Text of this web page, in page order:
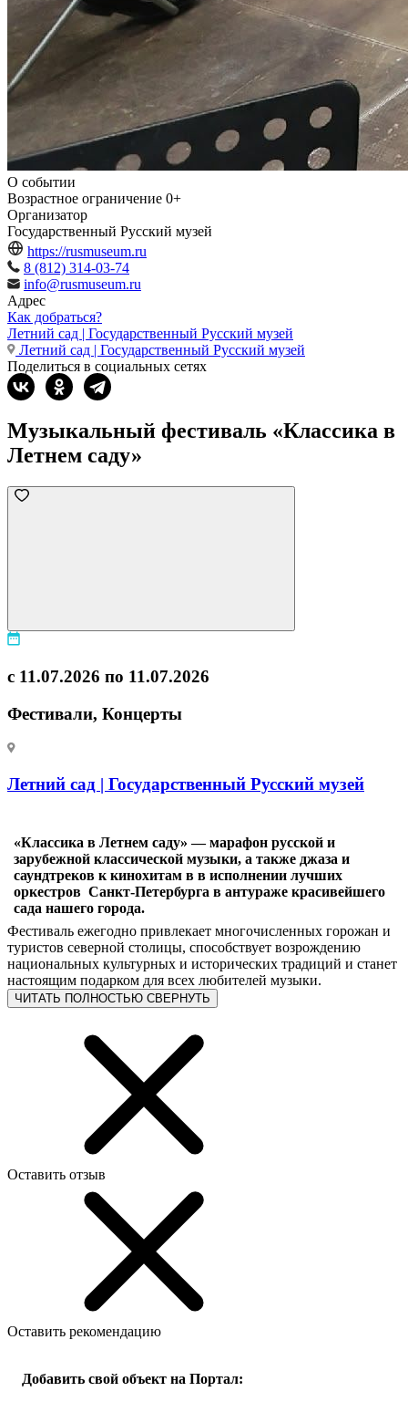
О событии
Возрастное ограничение 0+
Организатор
Государственный Русский музей
https://rusmuseum.ru
8 (812) 314-03-74
info@rusmuseum.ru
Адрес
Как добраться?
Летний сад | Государственный Русский музей
Летний сад | Государственный Русский музей
Поделиться в социальных сетях
Музыкальный фестиваль «Классика в
Летнем саду»
с 11.07.2026 по 11.07.2026
Фестивали, Концерты
Летний сад | Государственный Русский музей
«Классика в Летнем саду» — марафон русской и
зарубежной классической музыки, а также джаза и
саундтреков к кинохитам в в исполнении лучших
оркестров Санкт-Петербурга в антураже красивейшего
сада нашего города.
Фестиваль ежегодно привлекает многочисленных горожан и
туристов северной столицы, способствует возрождению
национальных культурных и исторических традиций и станет
настоящим подарком для всех любителей музыки.
ЧИТАТЬ ПОЛНОСТЬЮ СВЕРНУТЬ
Оставить отзыв
Оставить рекомендацию
Добавить свой объект на Портал: